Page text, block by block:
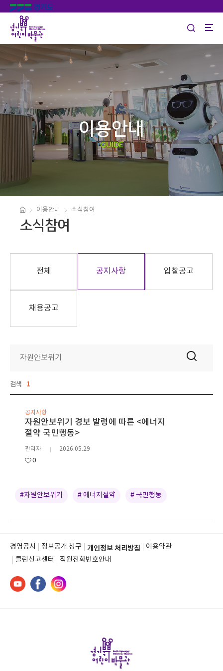
이용안내
GUIDE
이용안내 소식참여
소식참여
전체 공지사항 입찰공고
채용공고
검색 1
공지사항
자원안보위기 경보 발령에 따른 <에너지
절약 국민행동>
관리자 2026.05.29
0
#자원안보위기 # 에너지절약 # 국민행동
경영공시 정보공개 청구 개인정보 처리방침
이용약관
클린신고센터
직원전화번호안내